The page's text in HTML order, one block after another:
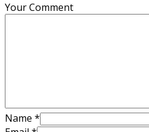
Your Comment
Name *